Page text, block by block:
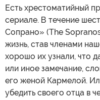
Есть хрестоматийный
сериале. В течение
Сопрано» (The
жизнь, став членами
хорошо их узнали, что
или иное замечание,
его женой Кармелой.
убедить своего отца в